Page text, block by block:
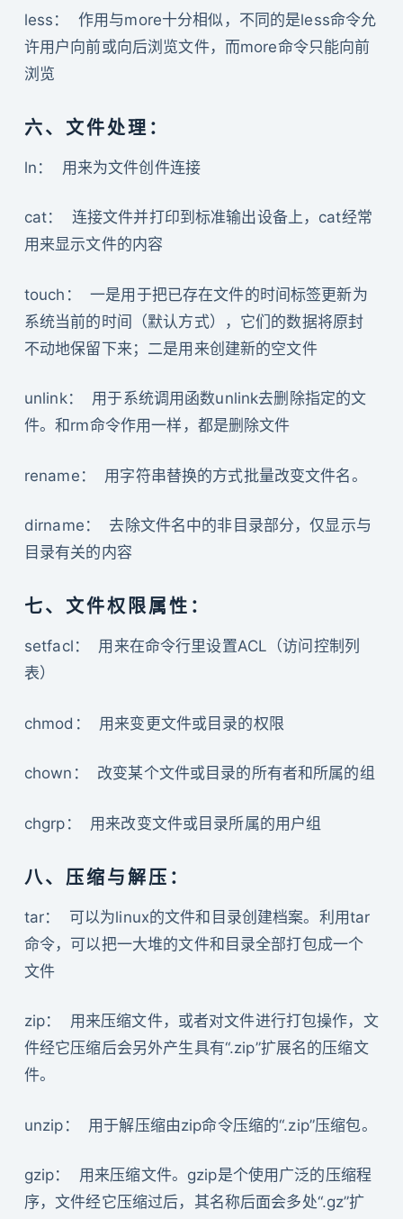
less： 作用与more十分相似，不同的是less命令允
许用户向前或向后浏览文件，而more命令只能向前
浏览
六、文件处理：
ln： 用来为文件创件连接
cat： 连接文件并打印到标准输出设备上，cat经常
用来显示文件的内容
touch： 一是用于把已存在文件的时间标签更新为
系统当前的时间（默认方式），它们的数据将原封
不动地保留下来；二是用来创建新的空文件
unlink： 用于系统调用函数unlink去删除指定的文
件。和rm命令作用一样，都是删除文件
rename： 用字符串替换的方式批量改变文件名。
dirname： 去除文件名中的非目录部分，仅显示与
目录有关的内容
七、文件权限属性：
setfacl： 用来在命令行里设置ACL（访问控制列
表）
chmod： 用来变更文件或目录的权限
chown： 改变某个文件或目录的所有者和所属的组
chgrp： 用来改变文件或目录所属的用户组
八、压缩与解压：
tar： 可以为linux的文件和目录创建档案。利用tar
命令，可以把一大堆的文件和目录全部打包成一个
文件
zip： 用来压缩文件，或者对文件进行打包操作，文
件经它压缩后会另外产生具有“.zip”扩展名的压缩文
件。
unzip： 用于解压缩由zip命令压缩的“.zip”压缩包。
gzip： 用来压缩文件。gzip是个使用广泛的压缩程
序，文件经它压缩过后，其名称后面会多处“.gz”扩